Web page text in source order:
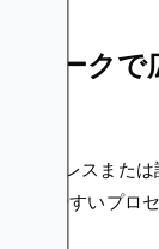
ワーク
クスプレスまた
かりやすいプロセ